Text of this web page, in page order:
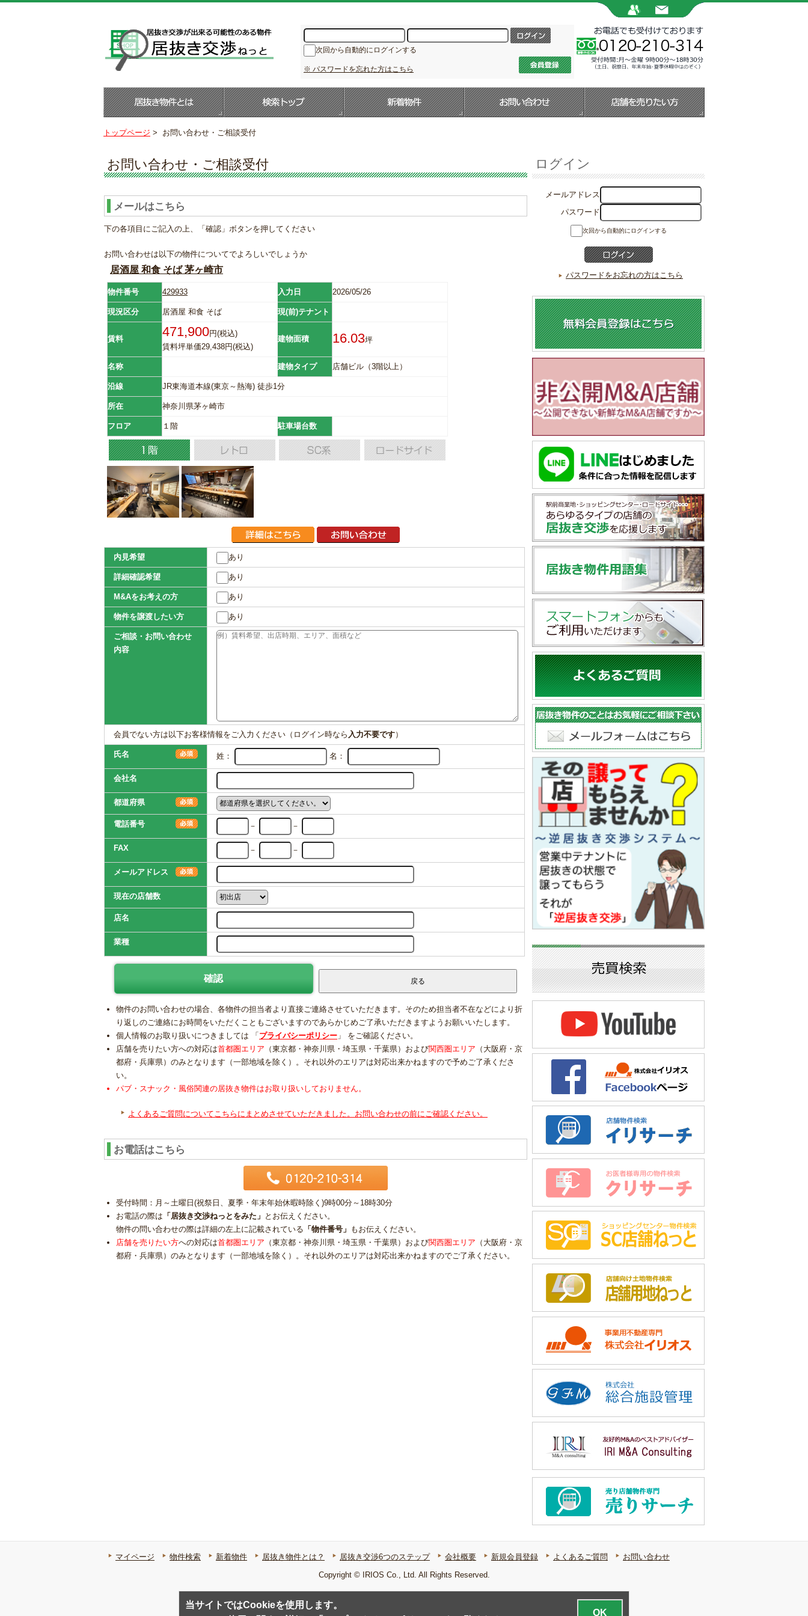
次回から自動的にログインする
※ パスワードを忘れた方はこちら
トップページ > お問い合わせ・ご相談受付
お問い合わせ・ご相談受付
メールはこちら
下の各項目にご記入の上、「確認」ボタンを押してください
お問い合わせは以下の物件についてでよろしいでしょうか
居酒屋 和食 そば 茅ヶ崎市
物件番号 429933 入力日 2026/05/26
現況区分 居酒屋 和食 そば 現(前)テナント
賃料 471,900円(税込)
賃料坪単価29,438円(税込)
建物面積 16.03坪
名称 建物タイプ 店舗ビル（3階以上）
沿線 JR東海道本線(東京～熱海) 徒歩1分
所在 神奈川県茅ヶ崎市
フロア １階 駐車場台数
内見希望 あり
詳細確認希望 あり
M&Aをお考えの方 あり
物件を譲渡したい方 あり
ご相談・お問い合わせ
内容
会員でない方は以下お客様情報をご入力ください（ログイン時なら 入力不要です）
氏名 姓： 名：
会社名
都道府県
電話番号 － －
FAX － －
メールアドレス
現在の店舗数
店名
業種
物件のお問い合わせの場合、各物件の担当者より直接ご連絡させていただきます。そのため担当者不在などにより折
り返しのご連絡にお時間をいただくこともございますのであらかじめご了承いただきますようお願いいたします。
個人情報のお取り扱いにつきましては 「 プライバシーポリシー 」 をご確認ください。
店舗を売りたい方への対応は首都圏エリア （東京都・神奈川県・埼玉県・千葉県）および関西圏エリア （大阪府・京
都府・兵庫県）のみとなります（一部地域を除く）。それ以外のエリアは対応出来かねますので予めご了承くださ
い。
パブ・スナック・風俗関連の居抜き物件はお取り扱いしておりません。
よくあるご質問についてこちらにまとめさせていただきました。お問い合わせの前にご確認ください。
お電話はこちら
受付時間：月～土曜日(祝祭日、夏季・年末年始休暇時除く)9時00分～18時30分
お電話の際は 「居抜き交渉ねっとをみた」 とお伝えください。
物件の問い合わせの際は詳細の左上に記載されている 「物件番号」 もお伝えください。
店舗を売りたい方への対応は首都圏エリア （東京都・神奈川県・埼玉県・千葉県）および関西圏エリア （大阪府・京
都府・兵庫県）のみとなります（一部地域を除く）。それ以外のエリアは対応出来かねますのでご了承ください。
ログイン
メールアドレス
パスワード
次回から自動的にログインする
パスワードをお忘れの方はこちら
マイページ 物件検索 新着物件 居抜き物件とは？ 居抜き交渉6つのステップ 会社概要 新規会員登録 よくあるご質問
お問い合わせ
Copyright © IRIOS Co., Ltd. All Rights Reserved.
当サイトではCookieを使用します。
OK